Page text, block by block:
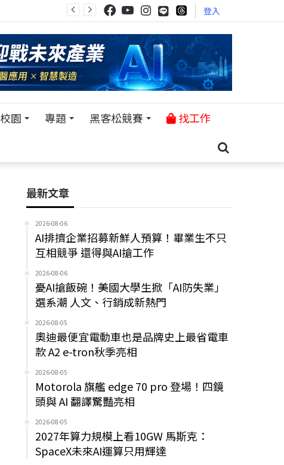
登入
校園 專題 黑客松競賽 找工作
最新文章
2026-08-06
AI排擠企業招募新鮮人預算！畢業生不只
互相競爭 還得與AI搶工作
2026-08-06
憂AI搶飯碗！美國大學生掀「AI防失業」
選系潮 人文、行銷成新熱門
2026-08-05
奧迪最便宜電動車也是品牌史上最省電車
款 A2 e-tron秋季亮相
2026-08-05
Motorola 旗艦 edge 70 pro 登場！四鏡
頭與 AI 翻譯驚豔亮相
2026-08-05
2027年算力規模上看10GW 馬斯克：
SpaceX未來AI運算只用輝達